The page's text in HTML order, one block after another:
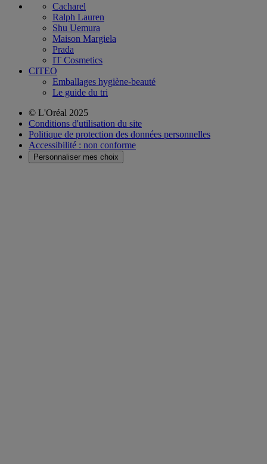
Cacharel
Ralph Lauren
Shu Uemura
Maison Margiela
Prada
IT Cosmetics
CITEO
Emballages hygiène-beauté
Le guide du tri
© L'Oréal 2025
Conditions d'utilisation du site
Politique de protection des données personnelles
Accessibilité : non conforme
Personnaliser mes choix